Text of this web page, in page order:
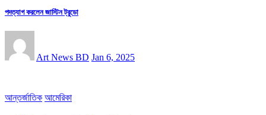
পদত্যাগ করলেন জাস্টিন ট্র‍ুডো
Art News BD Jan 6, 2025
আন্তর্জাতিক আমেরিকা